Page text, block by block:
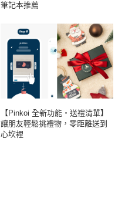
筆記本推薦
【Pinkoi 全新功能・送禮清單】
讓朋友輕鬆挑禮物，零距離送到
心坎裡